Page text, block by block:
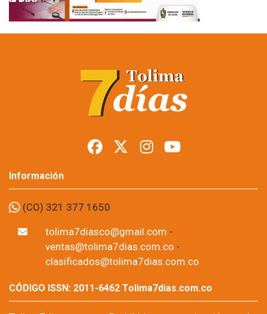
Información
(CO) 321 377 1650
tolima7diasco@gmail.com -
ventas@tolima7dias.com.co -
clasificados@tolima7dias.com.co
CÓDIGO ISSN: 2011-6462 Tolima7dias.com.co